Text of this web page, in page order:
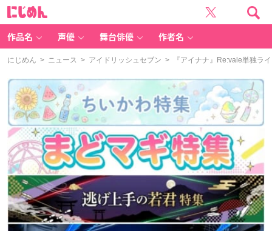
作品名 声優 舞台俳優 作者名
にじめん > ニュース > アイドリッシュセブン > 『アイナナ』Re:vale単独ラ